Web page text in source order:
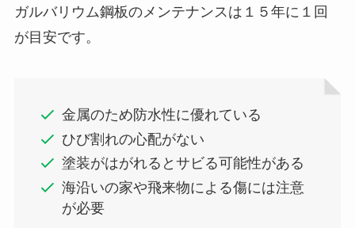
ガルバリウム鋼板のメンテナンスは１５年に１回
が目安です。
金属のため防水性に優れている
ひび割れの心配がない
塗装がはがれるとサビる可能性がある
海沿いの家や飛来物による傷には注意
が必要